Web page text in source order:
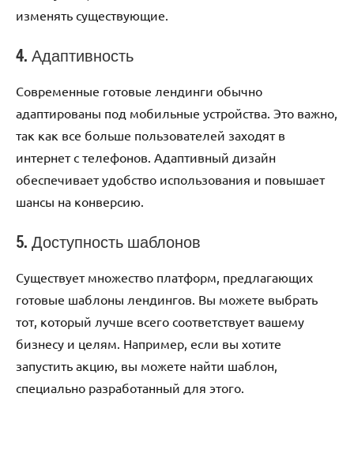
изменять существующие.
4. Адаптивность
Современные готовые лендинги обычно
адаптированы под мобильные устройства. Это важно,
так как все больше пользователей заходят в
интернет с телефонов. Адаптивный дизайн
обеспечивает удобство использования и повышает
шансы на конверсию.
5. Доступность шаблонов
Существует множество платформ, предлагающих
готовые шаблоны лендингов. Вы можете выбрать
тот, который лучше всего соответствует вашему
бизнесу и целям. Например, если вы хотите
запустить акцию, вы можете найти шаблон,
специально разработанный для этого.